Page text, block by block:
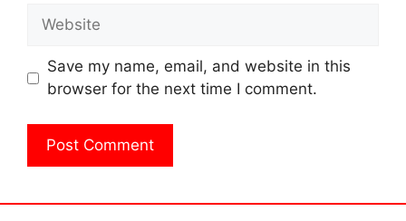
Website
Save my name, email, and website in this
browser for the next time I comment.